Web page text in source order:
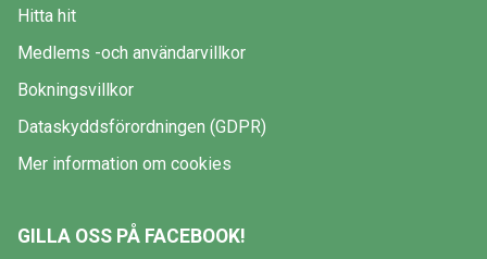
Hitta hit
Medlems -och användarvillkor
Bokningsvillkor
Dataskyddsförordningen (GDPR)
Mer information om cookies
GILLA OSS PÅ FACEBOOK!